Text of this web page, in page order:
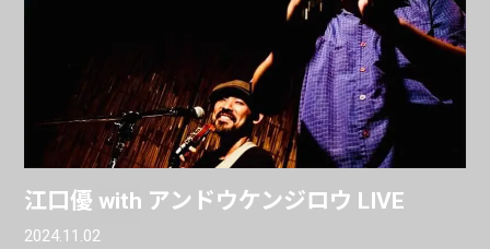
江口優 with アンドウケンジロウ LIVE
2024.11.02